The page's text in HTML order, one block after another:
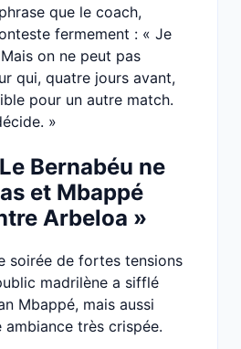
que le coach,
fermement : « Je
on ne peut pas
qui, quatre jours avant,
pour un autre match.
»
Bernabéu ne
et Mbappé
Arbeloa »
soirée de fortes tensions
madrilène a sifflé
Mbappé, mais aussi
ambiance très crispée.